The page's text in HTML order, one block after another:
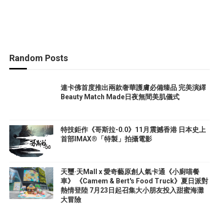
Random Posts
連卡佛首度推出兩款奢華護膚必備臻品 完美演繹
Beauty Match Made日夜無間美肌儀式
特技鉅作《哥斯拉-0.0》11月震撼香港 日本史上
首部IMAX®「特製」拍攝電影
天璽·天Mall x 愛奇藝原創人氣卡通《小廚喵餐
車》 《Camem & Bert's Food Truck》夏日派對
熱情登陸 7月23日起召集大小朋友投入甜蜜海灘
大冒險